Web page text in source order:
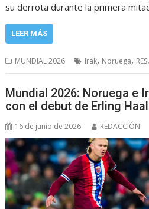
su derrota durante la primera
LEER MÁS
MUNDIAL 2026 Irak, Noruega,
Mundial 2026: Noruega e
con el debut de Erling
16 de junio de 2026 REDACCIÓN